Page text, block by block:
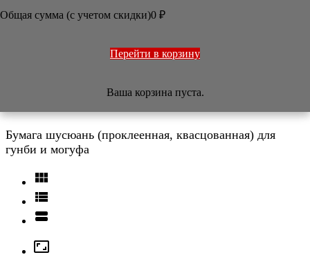
ПЕЧАТИ
ТОВАРЫ ИЗ ЯПОНИИ
Бумага шусюань
Бумага шусюань (проклеенная, квасцованная) для
гунби и могуфа




Общая сумма (с учетом скидки)0 ₽
Перейти в корзину
Ваша корзина пуста.